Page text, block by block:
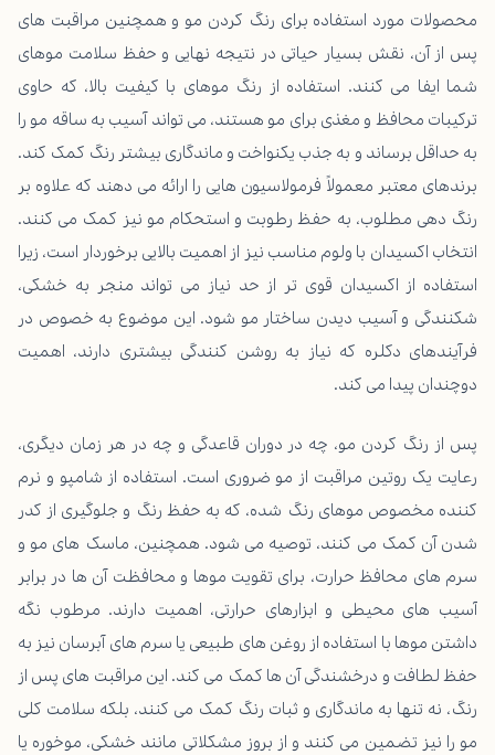
محصولات مورد استفاده برای رنگ کردن مو و همچنین مراقبت های
پس از آن، نقش بسیار حیاتی در نتیجه نهایی و حفظ سلامت موهای
شما ایفا می کنند. استفاده از رنگ موهای با کیفیت بالا، که حاوی
ترکیبات محافظ و مغذی برای مو هستند، می تواند آسیب به ساقه مو را
به حداقل برساند و به جذب یکنواخت و ماندگاری بیشتر رنگ کمک کند.
برندهای معتبر معمولاً فرمولاسیون هایی را ارائه می دهند که علاوه بر
رنگ دهی مطلوب، به حفظ رطوبت و استحکام مو نیز کمک می کنند.
انتخاب اکسیدان با ولوم مناسب نیز از اهمیت بالایی برخوردار است، زیرا
استفاده از اکسیدان قوی تر از حد نیاز می تواند منجر به خشکی،
شکنندگی و آسیب دیدن ساختار مو شود. این موضوع به خصوص در
فرآیندهای دکلره که نیاز به روشن کنندگی بیشتری دارند، اهمیت
دوچندان پیدا می کند.
پس از رنگ کردن مو، چه در دوران قاعدگی و چه در هر زمان دیگری،
رعایت یک روتین مراقبت از مو ضروری است. استفاده از شامپو و نرم
کننده مخصوص موهای رنگ شده، که به حفظ رنگ و جلوگیری از کدر
شدن آن کمک می کنند، توصیه می شود. همچنین، ماسک های مو و
سرم های محافظ حرارت، برای تقویت موها و محافظت آن ها در برابر
آسیب های محیطی و ابزارهای حرارتی، اهمیت دارند. مرطوب نگه
داشتن موها با استفاده از روغن های طبیعی یا سرم های آبرسان نیز به
حفظ لطافت و درخشندگی آن ها کمک می کند. این مراقبت های پس از
رنگ، نه تنها به ماندگاری و ثبات رنگ کمک می کنند، بلکه سلامت کلی
مو را نیز تضمین می کنند و از بروز مشکلاتی مانند خشکی، موخوره یا